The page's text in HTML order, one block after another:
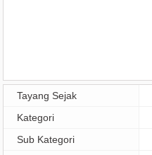
Tayang Sejak
Kategori
Sub Kategori